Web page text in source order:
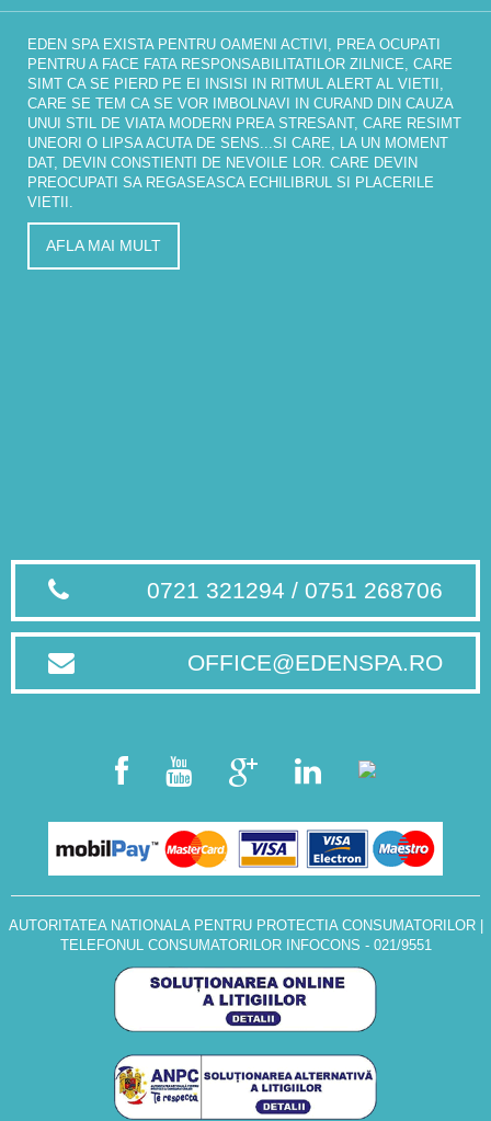
EDEN SPA EXISTA PENTRU OAMENI ACTIVI, PREA OCUPATI
PENTRU A FACE FATA RESPONSABILITATILOR ZILNICE, CARE
SIMT CA SE PIERD PE EI INSISI IN RITMUL ALERT AL VIETII,
CARE SE TEM CA SE VOR IMBOLNAVI IN CURAND DIN CAUZA
UNUI STIL DE VIATA MODERN PREA STRESANT, CARE RESIMT
UNEORI O LIPSA ACUTA DE SENS...SI CARE, LA UN MOMENT
DAT, DEVIN CONSTIENTI DE NEVOILE LOR. CARE DEVIN
PREOCUPATI SA REGASEASCA ECHILIBRUL SI PLACERILE
VIETII.
AFLA MAI MULT
0721 321294 / 0751 268706
OFFICE@EDENSPA.RO
AUTORITATEA NATIONALA PENTRU PROTECTIA CONSUMATORILOR|
TELEFONUL CONSUMATORILOR INFOCONS - 021/9551